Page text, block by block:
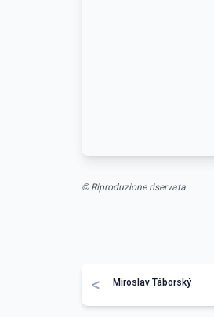
© Riproduzione riservata
< Miroslav Táborský